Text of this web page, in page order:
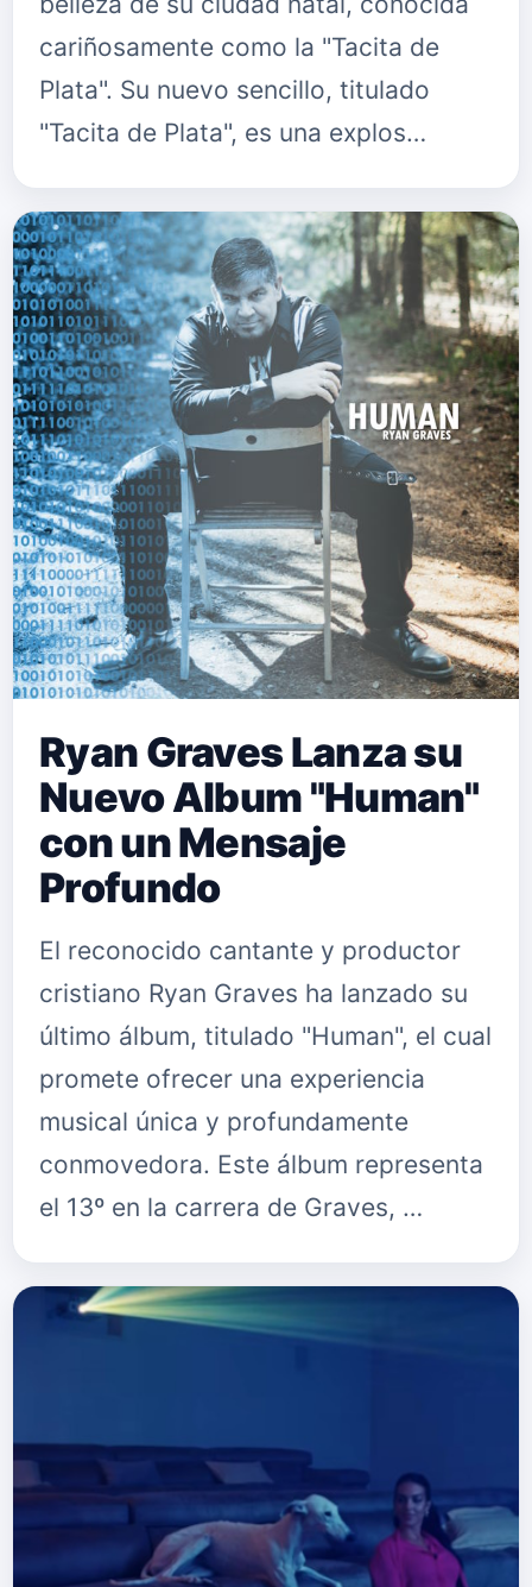
cariñosamente como la "Tacita de
Plata". Su nuevo sencillo, titulado
"Tacita de Plata", es una explos…
Ryan Graves Lanza su
Nuevo Album "Human"
con un Mensaje
Profundo
El reconocido cantante y productor
cristiano Ryan Graves ha lanzado su
último álbum, titulado "Human", el cual
promete ofrecer una experiencia
musical única y profundamente
conmovedora. Este álbum representa
el 13º en la carrera de Graves, …